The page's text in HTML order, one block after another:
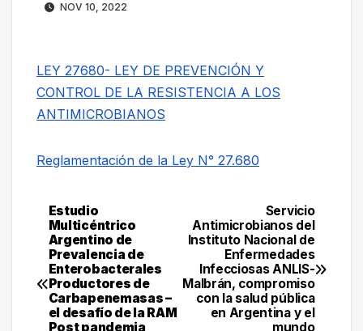
NOV 10, 2022
LEY 27680- LEY DE PREVENCIÓN Y
CONTROL DE LA RESISTENCIA A LOS
ANTIMICROBIANOS
Reglamentación de la Ley N° 27.680
Navegación
de
entradas
Servicio
Antimicrobianos del
Instituto Nacional de
Enfermedades
Infecciosas ANLIS-
Malbrán, compromiso
con la salud pública
en Argentina y el
mundo
Estudio
Multicéntrico
Argentino de
Prevalencia de
Enterobacterales
Productores de
Carbapenemasas –
el desafío de la RAM
Post pandemia